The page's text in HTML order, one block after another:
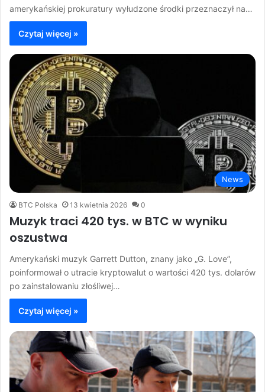
amerykańskiej prokuratury wyłudzone środki przeznaczył na…
Czytaj więcej »
News
BTC Polska 13 kwietnia 2026 0
Muzyk traci 420 tys. w BTC w wyniku
oszustwa
Amerykański muzyk Garrett Dutton, znany jako „G. Love”,
poinformował o utracie kryptowalut o wartości 420 tys. dolarów
po zainstalowaniu złośliwej…
Czytaj więcej »